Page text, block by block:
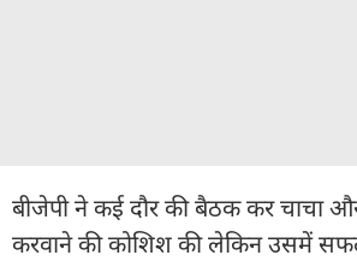
बीजेपी ने कई दौर की बैठक कर चाचा
करवाने की कोशिश की लेकिन उसमें